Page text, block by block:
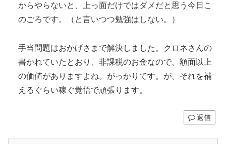
からやらないと、上っ面だけではダメだと思う今日こ
のごろです。（と言いつつ勉強はしない。）
手当問題はおかげさまで解決しました。クロネさんの
書かれていたとおり、非課税のお金なので、額面以上
の価値がありますよね。がっかりです。が、それを補
えるぐらい稼ぐ覚悟で頑張ります。
返信